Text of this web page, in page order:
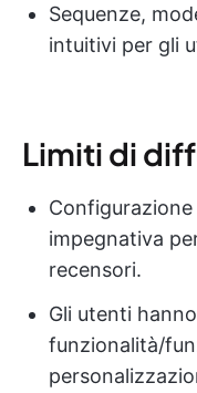
Sequenze,
intuitivi per gli
Limiti di
impegnativa
recensori.
Gli utenti
funzionalità/